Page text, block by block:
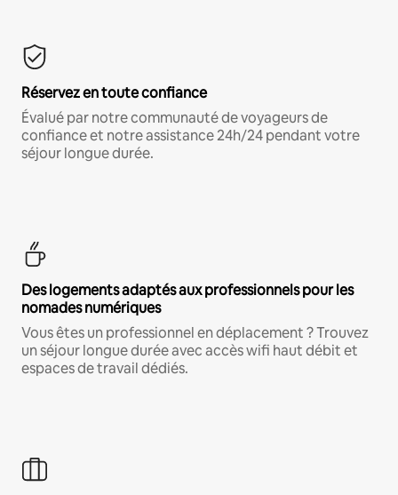
Réservez en toute confiance
Évalué par notre communauté de voyageurs de
confiance et notre assistance 24h/24 pendant votre
séjour longue durée.
Des logements adaptés aux professionnels pour les
nomades numériques
Vous êtes un professionnel en déplacement ? Trouvez
un séjour longue durée avec accès wifi haut débit et
espaces de travail dédiés.